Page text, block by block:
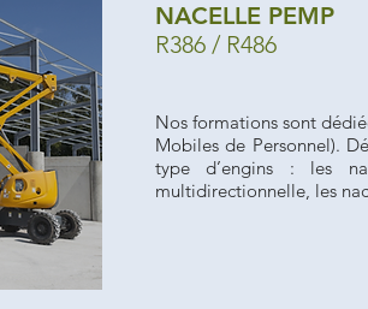
NACELLE PEMP
R386 / R486
Nos formations sont
Mobiles de Personnel).
type d’engins : les
multidirectionnelle, les